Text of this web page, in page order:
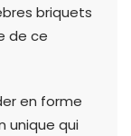
briquets
de ce
en forme
unique qui